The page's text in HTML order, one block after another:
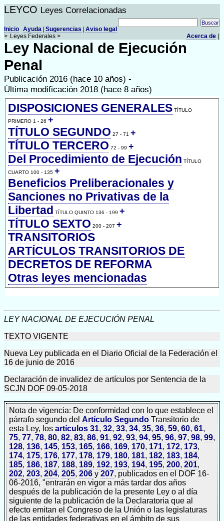
LEYCO Leyes Correlacionadas
Aviso legal
Sugerencias
Ayuda
Acerca de
Inicio
> Leyes Federales >
Ley Nacional de Ejecución
Penal
Publicación 2016 (hace 10 años) -
Última modificación 2018 (hace 8 años)
DISPOSICIONES GENERALES TÍTULO
PRIMERO 1 - 26 +
TÍTULO SEGUNDO 27 - 71 +
TÍTULO TERCERO 72 - 99 +
Del Procedimiento de Ejecución TÍTULO
CUARTO 100 - 135 +
Beneficios Preliberacionales y
Sanciones no Privativas de la
Libertad TÍTULO QUINTO 136 - 199 +
TÍTULO SEXTO 200 - 207 +
TRANSITORIOS
ARTÍCULOS TRANSITORIOS DE
DECRETOS DE REFORMA
Otras leyes mencionadas
LEY NACIONAL DE EJECUCIÓN PENAL
TEXTO VIGENTE
Nueva Ley publicada en el Diario Oficial de la Federación el
16 de junio de 2016
Declaración de invalidez de artículos por Sentencia de la
SCJN DOF 09-05-2018
Nota de vigencia: De conformidad con lo que establece el
párrafo segundo del Artículo Segundo Transitorio de
esta Ley, los artículos 31, 32, 33, 34, 35, 36, 59, 60, 61,
75, 77, 78, 80, 82, 83, 86, 91, 92, 93, 94, 95, 96, 97, 98, 99,
128, 136, 145, 153, 165, 166, 169, 170, 171, 172, 173,
174, 175, 176, 177, 178, 179, 180, 181, 182, 183, 184,
185, 186, 187, 188, 189, 192, 193, 194, 195, 200, 201,
202, 203, 204, 205, 206 y 207, publicados en el DOF 16-
06-2016, "entrarán en vigor a más tardar dos años
después de la publicación de la presente Ley o al día
siguiente de la publicación de la Declaratoria que al
efecto emitan el Congreso de la Unión o las legislaturas
de las entidades federativas en el ámbito de sus